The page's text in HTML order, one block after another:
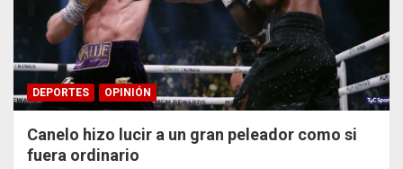
DEPORTES OPINIÓN
Canelo hizo lucir a un gran peleador como si
fuera ordinario